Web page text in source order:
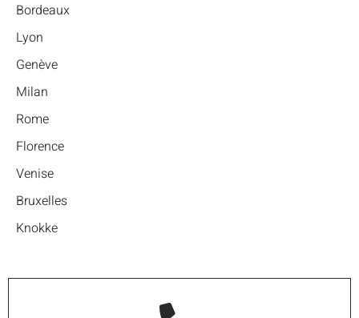
Bordeaux
Lyon
Genève
Milan
Rome
Florence
Venise
Bruxelles
Knokke